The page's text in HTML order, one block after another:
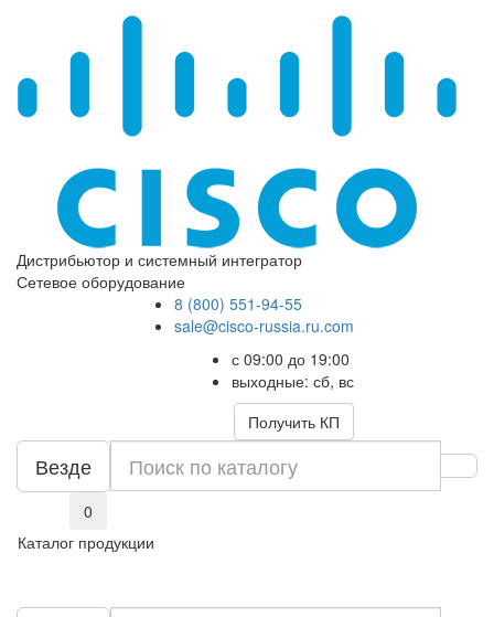
Дистрибьютор и системный интегратор
Сетевое оборудование
8 (800) 551-94-55
sale@cisco-russia.ru.com
с 09:00 до 19:00
выходные: сб, вс
Получить КП
Везде
0
Каталог продукции